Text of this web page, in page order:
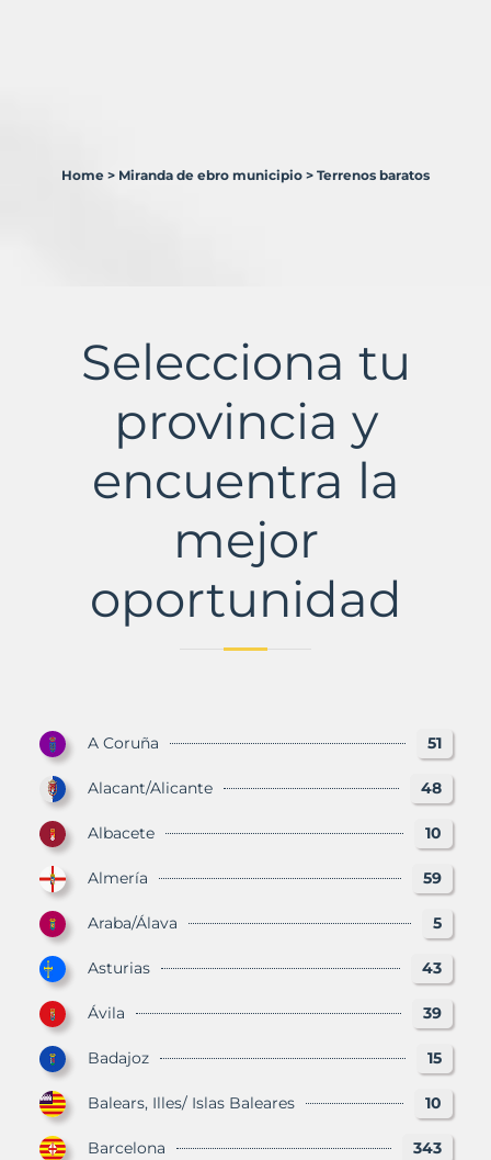
Municipio
Home > Miranda de ebro municipio > Terrenos baratos
Selecciona tu
provincia y
encuentra la
mejor
oportunidad
A Coruña 51
Alacant/Alicante 48
Albacete 10
Almería 59
Araba/Álava 5
Asturias 43
Ávila 39
Badajoz 15
Balears, Illes/ Islas Baleares 10
Barcelona 343